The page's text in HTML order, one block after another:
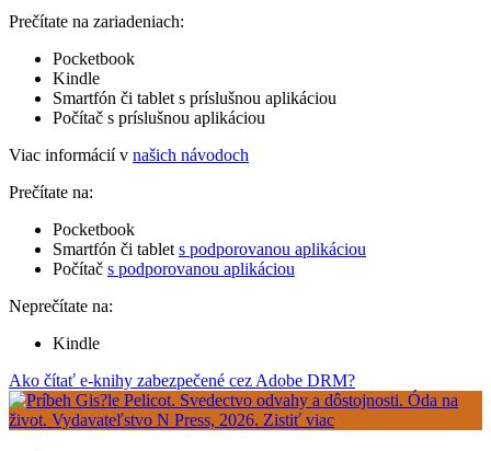
Prečítate na zariadeniach:
Pocketbook
Kindle
Smartfón či tablet s príslušnou aplikáciou
Počítač s príslušnou aplikáciou
Viac informácií v našich návodoch
Prečítate na:
Pocketbook
Smartfón či tablet s podporovanou aplikáciou
Počítač s podporovanou aplikáciou
Neprečítate na:
Kindle
Ako čítať e-knihy zabezpečené cez Adobe DRM?